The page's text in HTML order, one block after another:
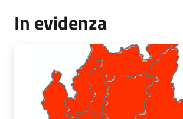
In evidenza